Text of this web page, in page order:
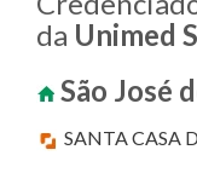
da Unimed
São José
SANTA CASA